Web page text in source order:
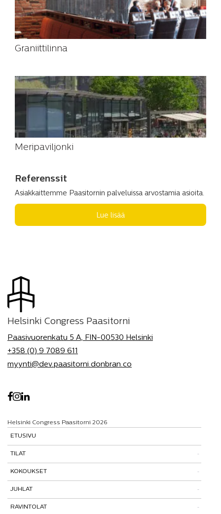
Graniittilinna
Meripaviljonki
Referenssit
Asiakkaittemme Paasitornin palveluissa arvostamia asioita.
Lue lisää
Helsinki Congress Paasitorni
Paasivuorenkatu 5 A, FIN-00530 Helsinki
+358 (0) 9 7089 611
myynti@dev.paasitorni.donbran.co
Helsinki Congress Paasitorni 2026
ETUSIVU
TILAT
Tutustu tiloihimme
Tilat ja tarinat
Paasitorni-testi
KOKOUKSET
Kokouspaketit
Lisäpalvelut
JUHLAT
Pikkujoulut
RAVINTOLAT